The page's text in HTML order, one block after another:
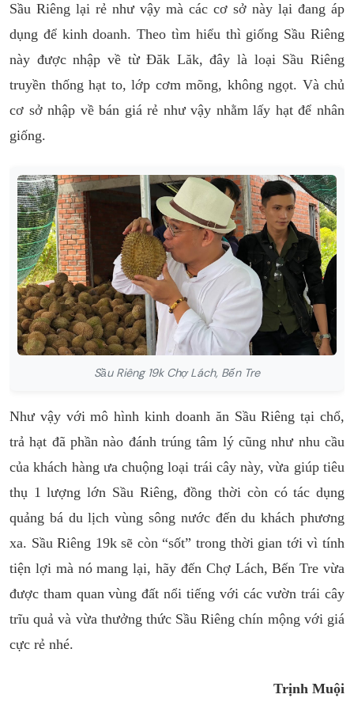
Sầu Riêng lại rẻ như vậy mà các cơ sở này lại đang áp
dụng để kinh doanh. Theo tìm hiểu thì giống Sầu Riêng
này được nhập về từ Đăk Lăk, đây là loại Sầu Riêng
truyền thống hạt to, lớp cơm mõng, không ngọt. Và chủ
cơ sở nhập về bán giá rẻ như vậy nhằm lấy hạt để nhân
giống.
Sầu Riêng 19k Chợ Lách, Bến Tre
Như vậy với mô hình kinh doanh ăn Sầu Riêng tại chổ,
trả hạt đã phần nào đánh trúng tâm lý cũng như nhu cầu
của khách hàng ưa chuộng loại trái cây này, vừa giúp tiêu
thụ 1 lượng lớn Sầu Riêng, đồng thời còn có tác dụng
quảng bá du lịch vùng sông nước đến du khách phương
xa. Sầu Riêng 19k sẽ còn “sốt” trong thời gian tới vì tính
tiện lợi mà nó mang lại, hãy đến Chợ Lách, Bến Tre vừa
được tham quan vùng đất nổi tiếng với các vườn trái cây
trĩu quả và vừa thưởng thức Sầu Riêng chín mộng với giá
cực rẻ nhé.
Trịnh Muội